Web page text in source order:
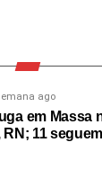
ago
em Massa
RN; 11